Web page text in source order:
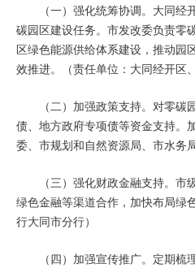
（一）强化统筹协调。大同
碳园区建设任务。市发改委负责零
区绿色能源供给体系建设，推动园
效推进。（责任单位：大同经开区
（二）加强政策支持。对零
债、地方政府专项债等资金支持。
委、市规划和自然资源局、市水务
（三）强化财政金融支持。
绿色金融等渠道合作，加快布局绿
行大同市分行）
（四）加强宣传推广。定期